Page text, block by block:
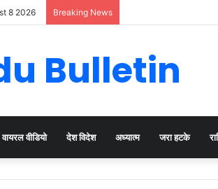
8 2026 Breaking News
Bulletin
वायरल वीडियो देश विदेश अध्यात्म जरा हटके